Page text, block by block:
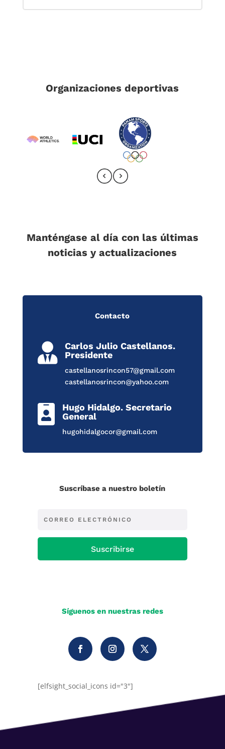
Organizaciones deportivas
Manténgase al día con las últimas
noticias y actualizaciones
Contacto

Carlos Julio Castellanos.
Presidente
castellanosrincon57@gmail.com
castellanosrincon@yahoo.com

Hugo Hidalgo. Secretario
General
hugohidalgocor@gmail.com
Suscríbase a nuestro boletín
Suscribirse
Síguenos en nuestras redes
[elfsight_social_icons id="3"]